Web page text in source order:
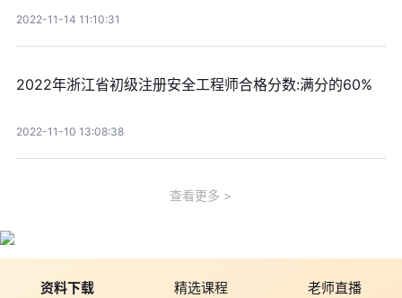
2022-11-14 11:10:31
2022年浙江省初级注册安全工程师合格分数:满分的60%
2022-11-10 13:08:38
查看更多
资料下载 精选课程 老师直播